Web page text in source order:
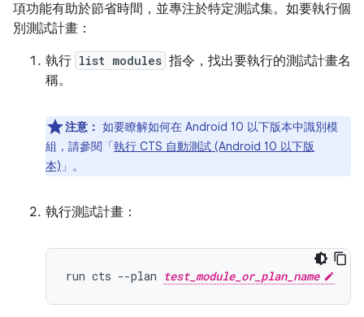
項功能有助於節省時間，並專注於特定測試集。如要執行個
別測試計畫：
執行 list modules 指令，找出要執行的測試計畫名
稱。
注意： 如要瞭解如何在 Android 10 以下版本中識別模
組，請參閱「執行 CTS 自動測試 (Android 10 以下版
本) 」。
執行測試計畫：
run cts --plan test_module_or_plan_name